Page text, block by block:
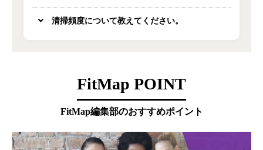
清掃頻度について教えてください。
FitMap POINT
FitMap編集部のおすすめポイント